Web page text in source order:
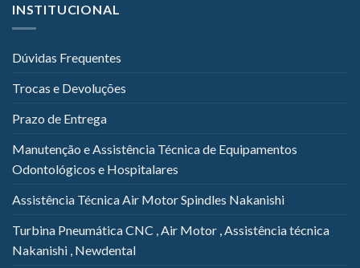
INSTITUCIONAL
Dúvidas Frequentes
Trocas e Devoluções
Prazo de Entrega
Manutenção e Assistência Técnica de Equipamentos
Odontológicos e Hospitalares
Assistência Técnica Air Motor Spindles Nakanishi
Turbina Pneumática CNC , Air Motor , Assistência técnica
Nakanishi , Newdental